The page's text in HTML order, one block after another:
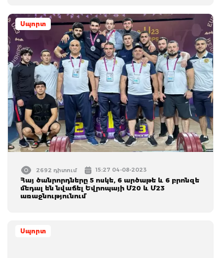
Սպորտ
2692 դիտում 15:27 04-08-2023
Հայ ծանրորդները 5 ոսկե, 6 արծաթե և 6 բրոնզե
մեդալ են նվաճել Եվրոպայի Մ20 և Մ23
առաջնությունում
Սպորտ